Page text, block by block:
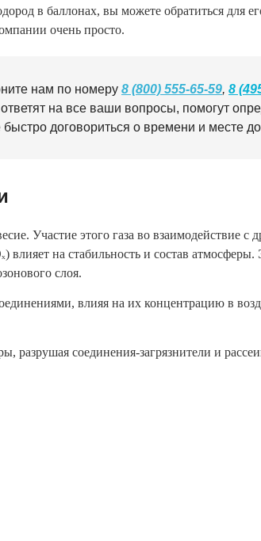
в баллонах, вы можете обратиться
очень просто.
нам по номеру 8 (800) 555-65-59, 8
на все ваши вопросы, помогут
договориться о времени и месте
Участие этого газа во взаимодействие
влияет на стабильность и состав
слоя.
влияя на их концентрацию в
соединения-загрязнители и